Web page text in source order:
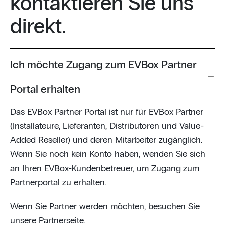
direkt.
Ich möchte Zugang zum EVBox Partner
Portal erhalten
Das EVBox Partner Portal ist nur für EVBox Partner
(Installateure, Lieferanten, Distributoren und Value-
Added Reseller) und deren Mitarbeiter zugänglich.
Wenn Sie noch kein Konto haben, wenden Sie sich
an Ihren EVBox-Kundenbetreuer, um Zugang zum
Partnerportal zu erhalten.
Wenn Sie Partner werden möchten, besuchen Sie
unsere Partnerseite.